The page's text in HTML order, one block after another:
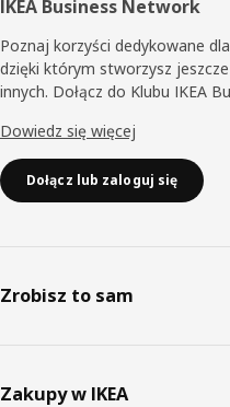
IKEA Business Network
Poznaj korzyści dedykowane
dzięki którym stworzysz
innych. Dołącz do Klubu IKEA
Dowiedz się więcej
Dołącz lub zaloguj się
Zrobisz to sam
Zakupy w IKEA